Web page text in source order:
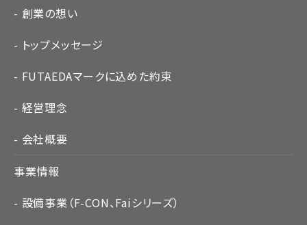
創業の想い
トップメッセージ
FUTAEDAマークに込めた約束
経営理念
会社概要
事業情報
設備事業（F-CON、Faiシリーズ）